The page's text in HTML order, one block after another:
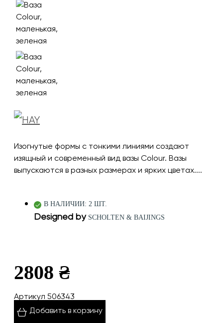
Изогнутые формы с тонкими линиями создают
изящный и современный вид вазы Colour. Вазы
выпускаются в разных размерах и ярких цветах....
В НАЛИЧИИ: 2 ШТ.
Designed by SCHOLTEN & BAIJINGS
2808 ₴
Артикул 506343
Добавить в корзину